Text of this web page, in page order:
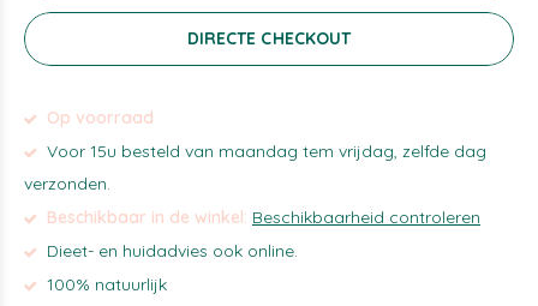
DIRECTE CHECKOUT
Op voorraad
Voor 15u besteld van maandag tem vrijdag, zelfde dag
verzonden.
Beschikbaar in de winkel: Beschikbaarheid controleren
Dieet- en huidadvies ook online.
100% natuurlijk